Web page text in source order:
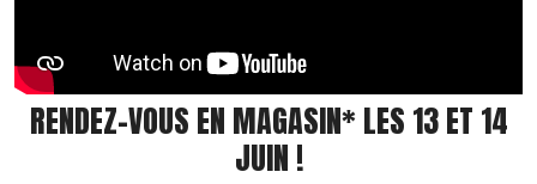
RENDEZ-VOUS EN MAGASIN* LES 13 ET 14
JUIN !